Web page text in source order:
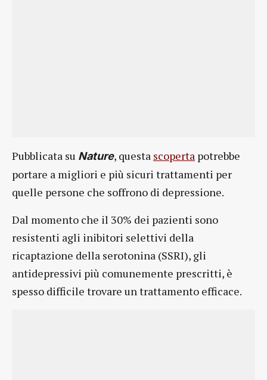
Pubblicata su Nature, questa scoperta potrebbe
portare a migliori e più sicuri trattamenti per
quelle persone che soffrono di depressione.
Dal momento che il 30% dei pazienti sono
resistenti agli inibitori selettivi della
ricaptazione della serotonina (SSRI), gli
antidepressivi più comunemente prescritti, è
spesso difficile trovare un trattamento efficace.